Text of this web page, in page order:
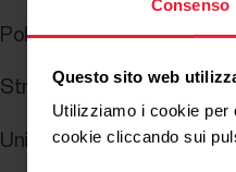
Consenso
Questo sito web
Utilizziamo i cookie per
cookie cliccando sui
Polar Loop
Street X
Unite